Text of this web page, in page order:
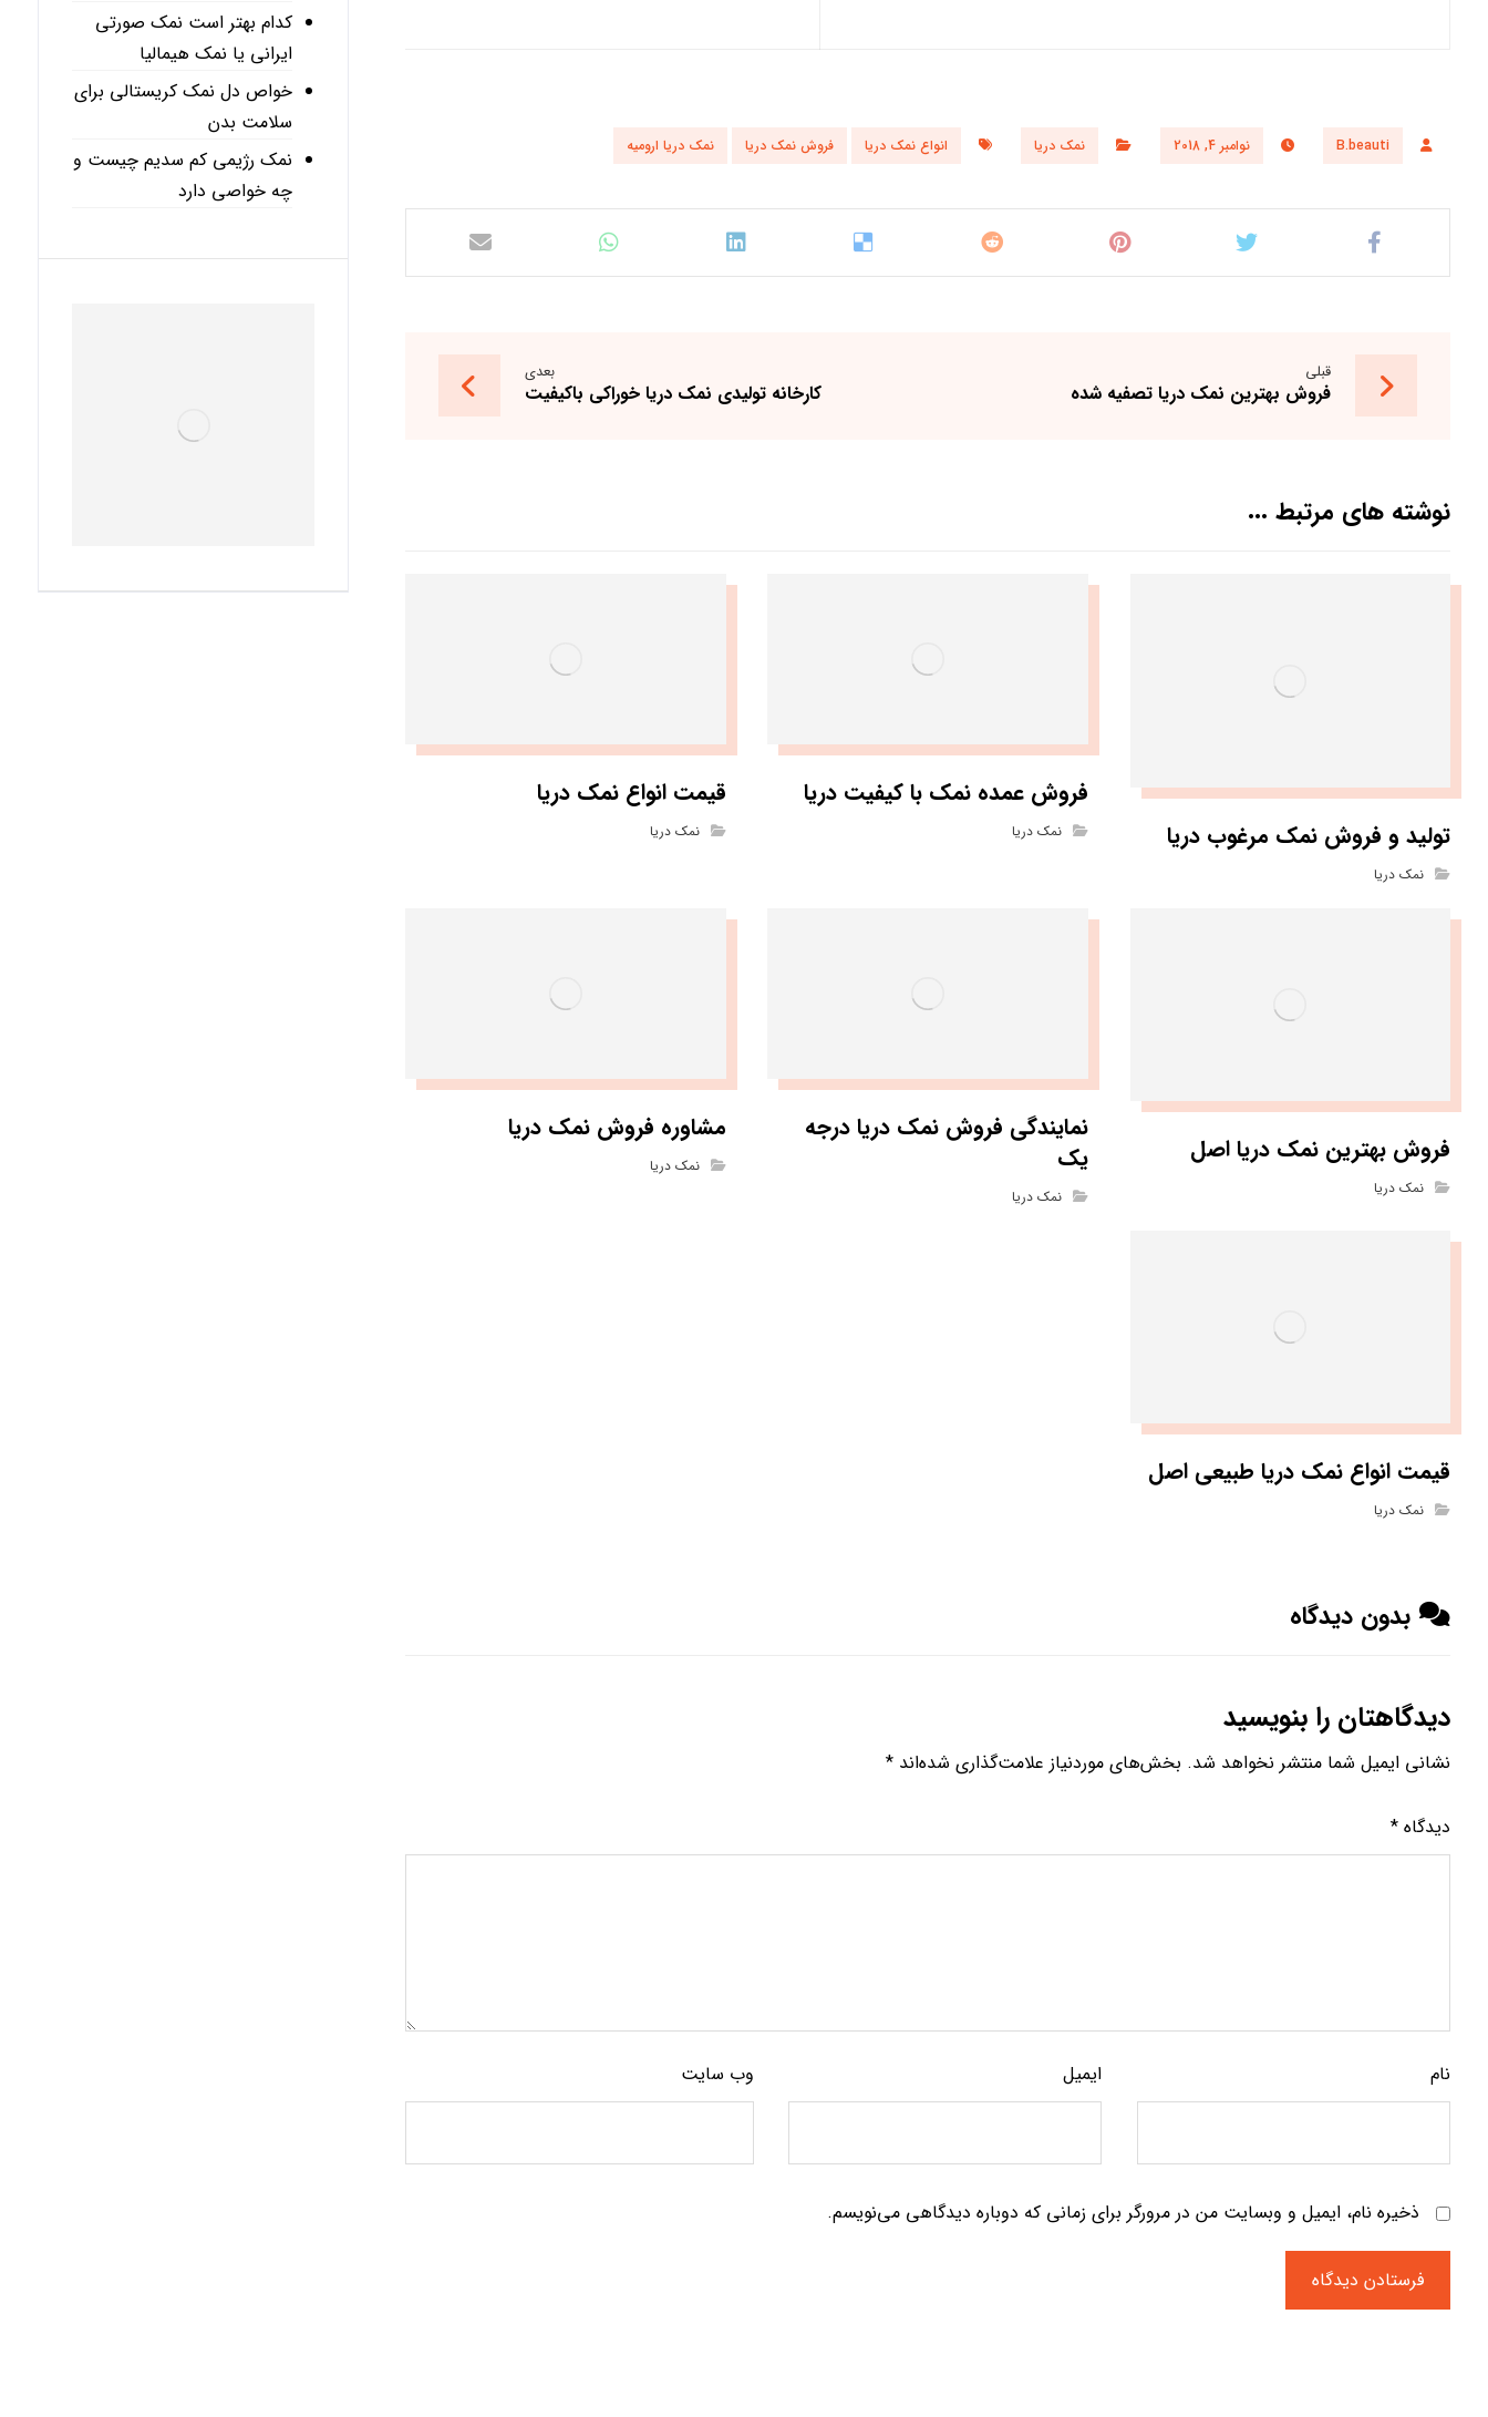
B.beauti نوامبر 4, 2018 نمک دریا انواع نمک دریا فروش نمک دریا نمک دریا ارومیه
قبلی
فروش بهترین نمک دریا تصفیه شده
بعدی
کارخانه تولیدی نمک دریا خوراکی باکیفیت
نوشته های مرتبط ...
تولید و فروش نمک مرغوب دریا
نمک دریا
فروش عمده نمک با کیفیت دریا
نمک دریا
قیمت انواع نمک دریا
نمک دریا
فروش بهترین نمک دریا اصل
نمک دریا
نمایندگی فروش نمک دریا درجه
یک
نمک دریا
مشاوره فروش نمک دریا
نمک دریا
قیمت انواع نمک دریا طبیعی اصل
نمک دریا
بدون دیدگاه
دیدگاهتان را بنویسید
نشانی ایمیل شما منتشر نخواهد شد. بخش‌های موردنیاز علامت‌گذاری شده‌اند *
دیدگاه *
نام ایمیل وب‌ سایت
ذخیره نام، ایمیل و وبسایت من در مرورگر برای زمانی که دوباره دیدگاهی می‌نویسم.
کدام بهتر است نمک صورتی
ایرانی یا نمک هیمالیا
خواص دل نمک کریستالی برای
سلامت بدن
نمک رژیمی کم سدیم چیست و
چه خواصی دارد